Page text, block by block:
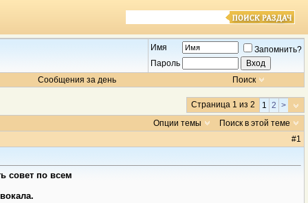
Имя
Запомнить?
Пароль
Сообщения за день
Поиск
Страница 1 из 2 1 2 >
Опции темы
Поиск в этой теме
#1
совет по всем